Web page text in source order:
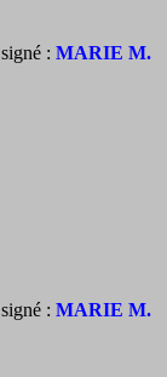
signé : MARIE M.
signé : MARIE M.